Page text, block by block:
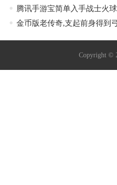
腾讯手游宝简单入手战士火
金币版老传奇,支起前身得到
Copyright ©